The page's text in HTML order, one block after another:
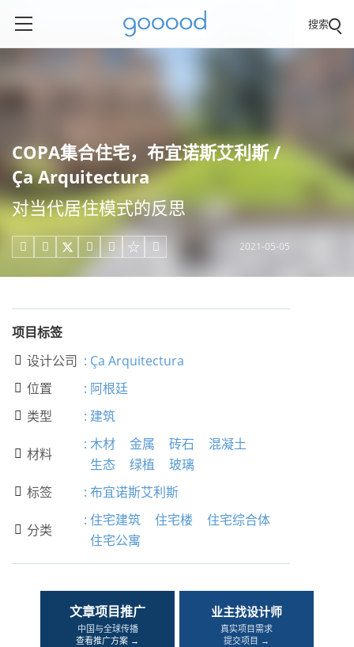
搜索
COPA集合住宅，布宜诺斯艾利斯 /
Ça Arquitectura
对当代居住模式的反思
     2021-05-05
项目标签
 设计公司 : Ça Arquitectura
 位置 : 阿根廷
 类型 : 建筑
 材料
: 木材 金属 砖石
混凝土
生态
绿植 玻璃
 标签 : 布宜诺斯艾利斯
 分类
: 住宅建筑 住宅楼
住宅综合体
住宅公寓
文章项目推广
中国与全球传播
查看推广方案 →
业主找设计师
真实项目需求
提交项目 →